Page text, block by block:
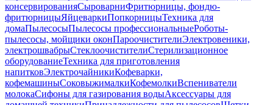
консервированияСыроварниФритюрницы, фондю-
фритюрницыЯйцеваркиПопкорницыТехника для
домаПылесосыПылесосы профессиональныеРоботы-
пылесосы, мойщики оконПароочистителиЭлектровеники,
электрошвабрыСтеклоочистителиСтерилизационное
оборудованиеТехника для приготовления
напитковЭлектрочайникиКофеварки,
кофемашиныСоковыжималкиКофемолкиВспениватели
молокаСифоны для газирования водыАксессуары для